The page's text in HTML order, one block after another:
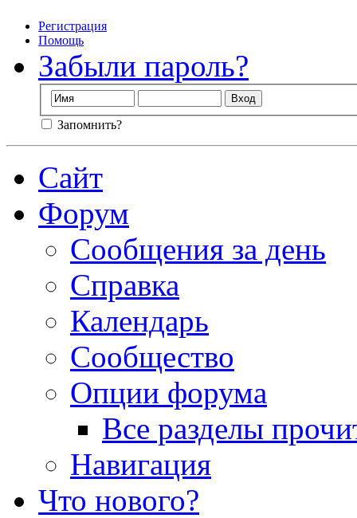
Регистрация
Помощь
Забыли пароль?
Запомнить?
Сайт
Форум
Сообщения за день
Справка
Календарь
Сообщество
Опции форума
Все разделы
Навигация
Что нового?